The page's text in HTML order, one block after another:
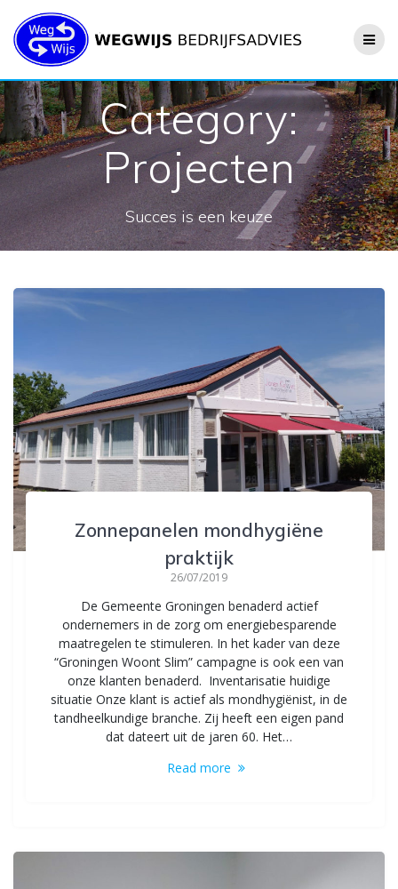
Category:
Projecten
Succes is een keuze
Zonnepanelen mondhygiëne
praktijk
26/07/2019
De Gemeente Groningen benaderd actief
ondernemers in de zorg om energiebesparende
maatregelen te stimuleren. In het kader van deze
“Groningen Woont Slim” campagne is ook een van
onze klanten benaderd. Inventarisatie huidige
situatie Onze klant is actief als mondhygiënist, in de
tandheelkundige branche. Zij heeft een eigen pand
dat dateert uit de jaren 60. Het…
Read more